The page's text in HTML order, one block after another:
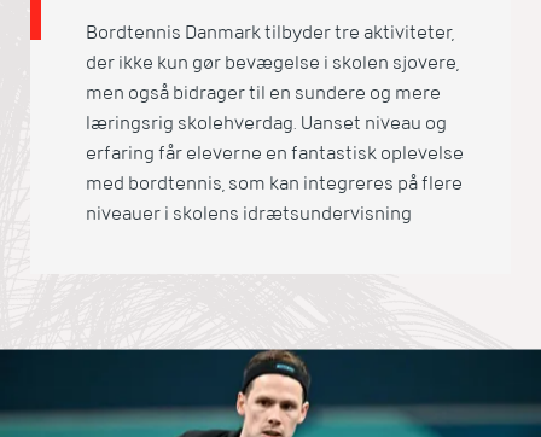
Bordtennis Danmark tilbyder tre aktiviteter,
der ikke kun gør bevægelse i skolen sjovere,
men også bidrager til en sundere og mere
læringsrig skolehverdag. Uanset niveau og
erfaring får eleverne en fantastisk oplevelse
med bordtennis, som kan integreres på flere
niveauer i skolens idrætsundervisning